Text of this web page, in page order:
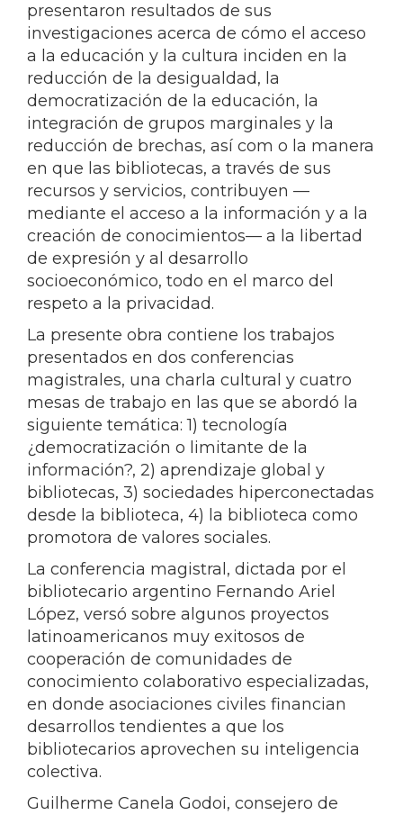
presentaron resultados de sus
investigaciones acerca de cómo el acceso
a la educación y la cultura inciden en la
reducción de la desigualdad, la
democratización de la educación, la
integración de grupos marginales y la
reducción de brechas, así com o la manera
en que las bibliotecas, a través de sus
recursos y servicios, contribuyen —
mediante el acceso a la información y a la
creación de conocimientos— a la libertad
de expresión y al desarrollo
socioeconómico, todo en el marco del
respeto a la privacidad.
La presente obra contiene los trabajos
presentados en dos conferencias
magistrales, una charla cultural y cuatro
mesas de trabajo en las que se abordó la
siguiente temática: 1) tecnología
¿democratización o limitante de la
información?, 2) aprendizaje global y
bibliotecas, 3) sociedades hiperconectadas
desde la biblioteca, 4) la biblioteca como
promotora de valores sociales.
La conferencia magistral, dictada por el
bibliotecario argentino Fernando Ariel
López, versó sobre algunos proyectos
latinoamericanos muy exitosos de
cooperación de comunidades de
conocimiento colaborativo especializadas,
en donde asociaciones civiles financian
desarrollos tendientes a que los
bibliotecarios aprovechen su inteligencia
colectiva.
Guilherme Canela Godoi, consejero de